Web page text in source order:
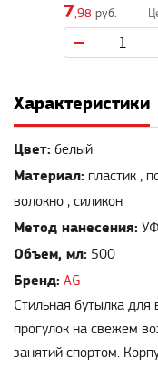
7,98 руб.
Характеристики
Цвет: белый
Материал:
волокно , силикон
Метод нанесения:
Объем, мл: 500
Бренд: AG
Стильная бутылка
прогулок на свежем
занятий спортом.